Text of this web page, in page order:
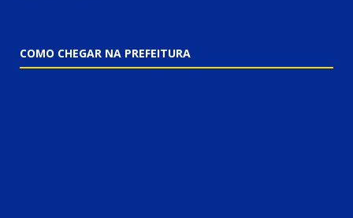
COMO CHEGAR NA PREFEITURA